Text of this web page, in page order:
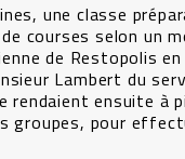
une classe
courses selon un
de Restopolis en
Lambert du
rendaient ensuite à
groupes, pour